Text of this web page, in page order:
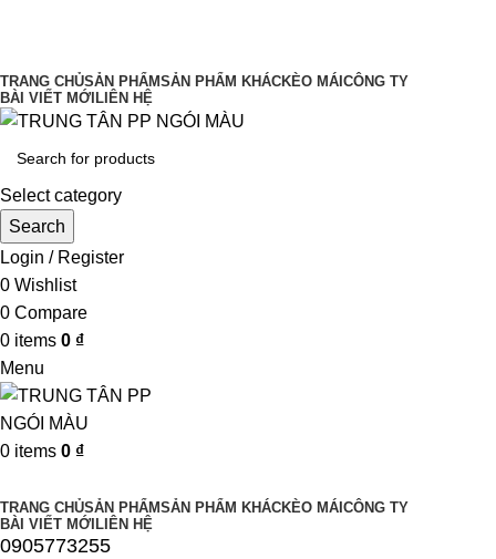
TRANG CHỦSẢN PHẨMSẢN PHẨM KHÁCKÈO MÁI CÔNG TY
BÀI VIẾT MỚI LIÊN HỆ
Select category
Search
Login / Register
0 Wishlist
0 Compare
0 items 0 ₫
Menu
0 items 0 ₫
TRANG CHỦSẢN PHẨMSẢN PHẨM KHÁCKÈO MÁI CÔNG TY
BÀI VIẾT MỚI LIÊN HỆ
0905773255